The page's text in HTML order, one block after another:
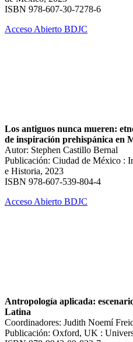
ISBN 978-607-30-7278-6
Acceso Abierto BDJC
Los antiguos nunca mueren:
de inspiración prehispánica en
Autor: Stephen Castillo Bernal
Publicación: Ciudad de México :
e Historia, 2023
ISBN 978-607-539-804-4
Acceso Abierto BDJC
Antropología aplicada:
Latina
Coordinadores: Judith Noemí
Publicación: Oxford, UK :